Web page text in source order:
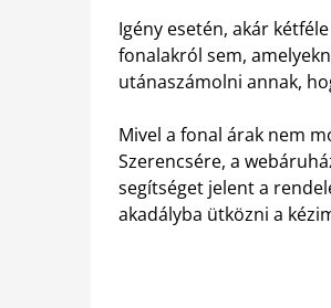
Igény esetén, akár
fonalakról sem,
utánaszámolni annak,
Mivel a fonal árak nem
Szerencsére, a
segítséget jelent a
akadályba ütközni a